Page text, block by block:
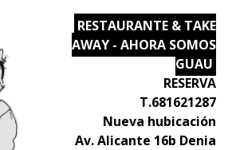
RESTAURANTE & TAKE
AWAY - AHORA SOMOS
GUAU
RESERVA
T.681621287
Nueva hubicación
Av. Alicante 16b Denia